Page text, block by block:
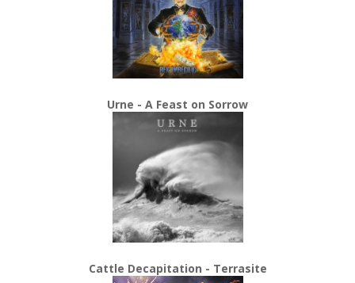
Urne - A Feast on Sorrow
Cattle Decapitation - Terrasite